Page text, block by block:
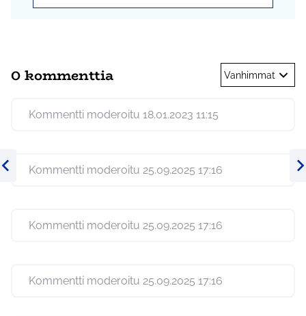
0 kommenttia Vanhimmat
Kommentti moderoitu 18.01.2023 11:15
Kommentti moderoitu 25.09.2025 17:16
Kommentti moderoitu 25.09.2025 17:16
Kommentti moderoitu 25.09.2025 17:16